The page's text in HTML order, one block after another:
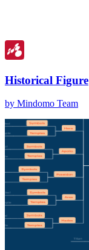
Historical Figure
by Mindomo Team